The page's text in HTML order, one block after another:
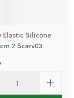
Elastic Silicone
2 Scarv03